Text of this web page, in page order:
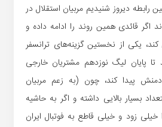
رابطه دیروز شنیدیم مربیان استقلال در
اگر قائدی همین روند را ادامه داده و
یکی از نخستین گزینه‌های ترانسفر
تا پایان لیگ نوزدهم مشتریان خارجی
پیدا کند، چون (به زعم مربیان
بسیار بالایی داشته و اگر به حاشیه
زود و خیلی قاطع به فوتبال ایران